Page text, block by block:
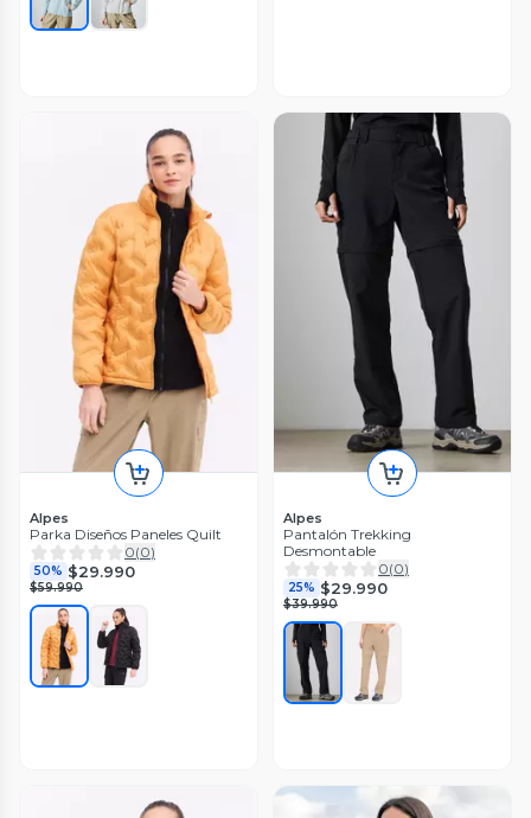
Alpes
Parka Diseños Paneles Quilt
0(0)
50% $29.990
$59.990
Alpes
Pantalón Trekking
Desmontable
0(0)
25% $29.990
$39.990